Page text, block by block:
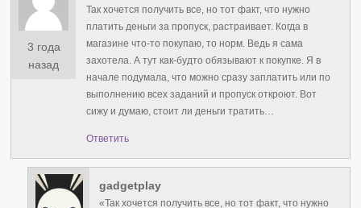
3 года
назад
Так хочется получить все, но тот факт, что нужно
платить деньги за пропуск, растраивает. Когда в
магазине что-то покупаю, то норм. Ведь я сама
захотела. А тут как-будто обязывают к покупке. Я в
начале подумала, что можно сразу заплатить или по
выполнению всех заданий и пропуск откроют. Вот
сижу и думаю, стоит ли деньги тратить…
Ответить
gadgetplay
«Так хочется получить все, но тот факт, что нужно